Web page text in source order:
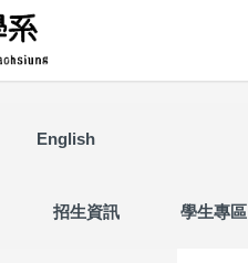
English
招生資訊 學生專區